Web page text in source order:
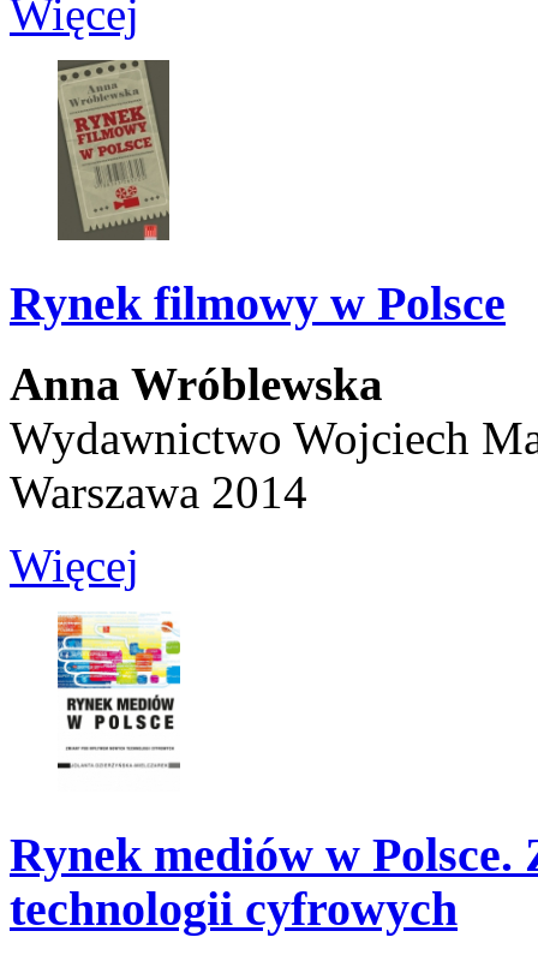
Więcej
Rynek filmowy w Polsce
Anna Wróblewska
Wydawnictwo Wojciech
Warszawa 2014
Więcej
Rynek mediów w
technologii cyfrowych